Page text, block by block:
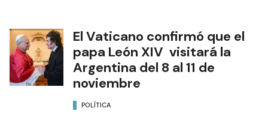
El Vaticano confirmó que el
papa León XIV visitará la
Argentina del 8 al 11 de
noviembre
POLÍTICA